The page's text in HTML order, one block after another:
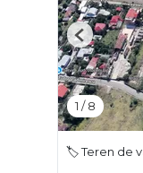
1 /8
Previous
🏷️ Teren de